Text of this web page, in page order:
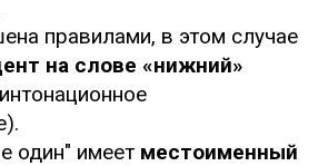
правилами, в этом случае
на слове «нижний»
один" имеет местоименный